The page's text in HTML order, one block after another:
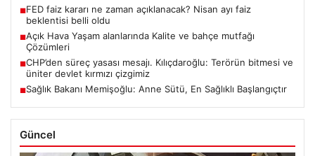
■FED faiz kararı ne zaman açıklanacak? Nisan ayı faiz
beklentisi belli oldu
■Açık Hava Yaşam alanlarında Kalite ve bahçe mutfağı
Çözümleri
■CHP’den süreç yasası mesajı. Kılıçdaroğlu: Terörün bitmesi ve
üniter devlet kırmızı çizgimiz
■Sağlık Bakanı Memişoğlu: Anne Sütü, En Sağlıklı Başlangıçtır
Güncel